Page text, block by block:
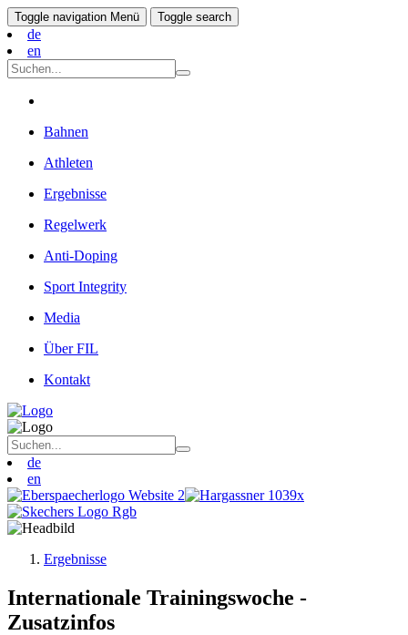
Toggle navigation Menü Toggle search
de
en
Bahnen
Athleten
Ergebnisse
Regelwerk
Anti-Doping
Sport Integrity
Media
Über FIL
Kontakt
de
en
Ergebnisse
Internationale Trainingswoche -
Zusatzinfos